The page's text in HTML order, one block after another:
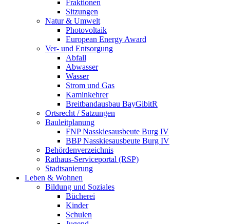
Fraktionen
Sitzungen
Natur & Umwelt
Photovoltaik
European Energy Award
Ver- und Entsorgung
Abfall
Abwasser
Wasser
Strom und Gas
Kaminkehrer
Breitbandausbau BayGibitR
Ortsrecht / Satzungen
Bauleitplanung
FNP Nasskiesausbeute Burg IV
BBP Nasskiesausbeute Burg IV
Behördenverzeichnis
Rathaus-Serviceportal (RSP)
Stadtsanierung
Leben & Wohnen
Bildung und Soziales
Bücherei
Kinder
Schulen